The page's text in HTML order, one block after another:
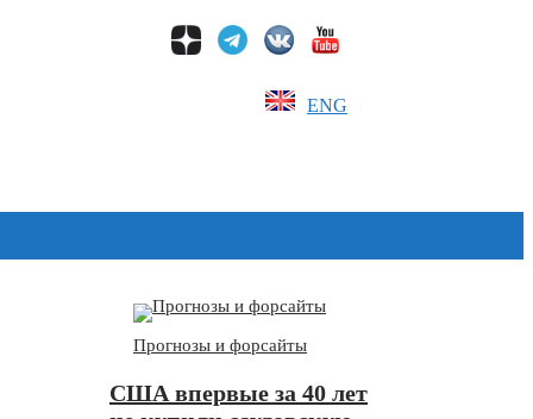
ENG
Прогнозы и форсайты
США впервые за 40 лет